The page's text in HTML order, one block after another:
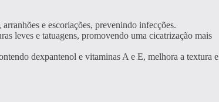
e escoriações, prevenindo infecções.
leves e tatuagens, promovendo uma cicatrização mais
dexpantenol e vitaminas A e E, melhora a textura e